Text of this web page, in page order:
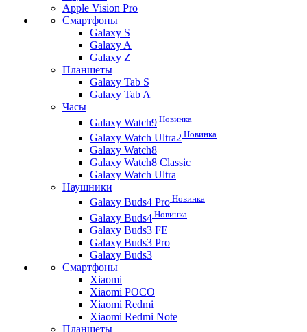
Apple Vision Pro
Смартфоны
Galaxy S
Galaxy A
Galaxy Z
Планшеты
Galaxy Tab S
Galaxy Tab A
Часы
Galaxy Watch9 Новинка
Galaxy Watch Ultra2 Новинка
Galaxy Watch8
Galaxy Watch8 Classic
Galaxy Watch Ultra
Наушники
Galaxy Buds4 Pro Новинка
Galaxy Buds4 Новинка
Galaxy Buds3 FE
Galaxy Buds3 Pro
Galaxy Buds3
Смартфоны
Xiaomi
Xiaomi POCO
Xiaomi Redmi
Xiaomi Redmi Note
Планшеты